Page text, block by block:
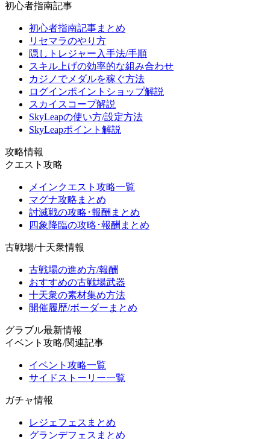
初心者指南記事
初心者指南記事まとめ
リセマラのやり方
隠しトレジャー入手法/手順
スキル上げの効率的な組み合わせ
カジノでメダルを稼ぐ方法
ログインポイントショップ解説
スカイスコープ解説
SkyLeapの使い方/設定方法
SkyLeapポイント解説
攻略情報
クエスト攻略
メインクエスト攻略一覧
マグナ攻略まとめ
討滅戦の攻略･報酬まとめ
四象降臨の攻略･報酬まとめ
古戦場/十天衆情報
古戦場の進め方/報酬
おすすめの古戦場武器
十天衆の素材集め方法
開催履歴/ボーダーまとめ
グラブル最新情報
イベント攻略/関連記事
イベント攻略一覧
サイドストーリー一覧
ガチャ情報
レジェフェスまとめ
グランデフェスまとめ